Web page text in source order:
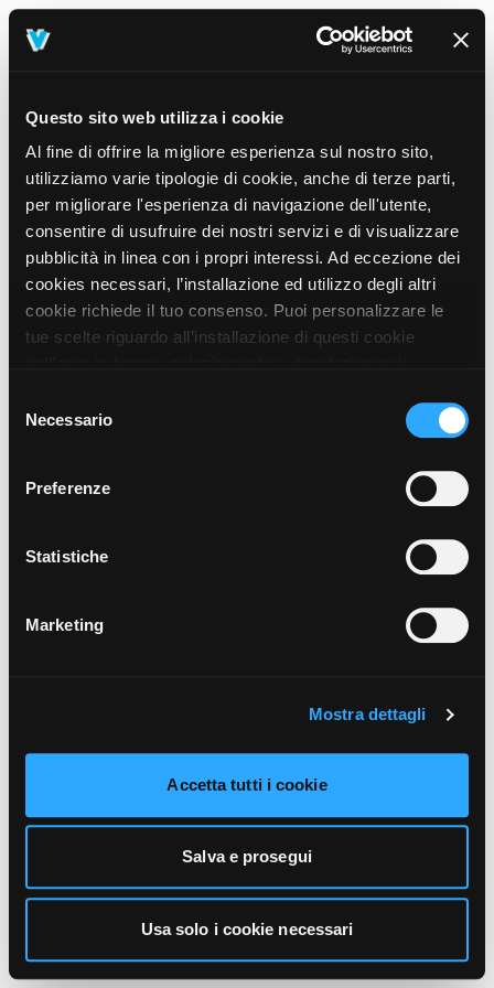
Questo sito web utilizza i cookie
Al fine di offrire la migliore esperienza sul nostro sito,
utilizziamo varie tipologie di cookie, anche di terze parti,
per migliorare l'esperienza di navigazione dell'utente,
consentire di usufruire dei nostri servizi e di visualizzare
pubblicità in linea con i propri interessi. Ad eccezione dei
cookies necessari, l’installazione ed utilizzo degli altri
cookie richiede il tuo consenso. Puoi personalizzare le
tue scelte riguardo all’installazione di questi cookie
prosegui” o decidere di accettare tutti i cookie, cliccando
sul pulsante “Accetta tutti i cookie”. Cliccando sul tasto
unicamente i cookie necessari alla navigazione. Per
funzionamento, puoi prendere visione dell’informativa
cliccando qui.
delNecessario
Preferenze
Statistiche
Marketing
Mostra dettagli
Accetta tutti i cookie
Salva e prosegui
Usa solo i cookie necessari
404